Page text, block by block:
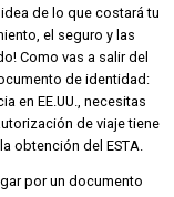
de lo que costará tu
el seguro y las
Como vas a salir del
de identidad:
en EE.UU., necesitas
de viaje tiene
obtención del ESTA.
por un documento